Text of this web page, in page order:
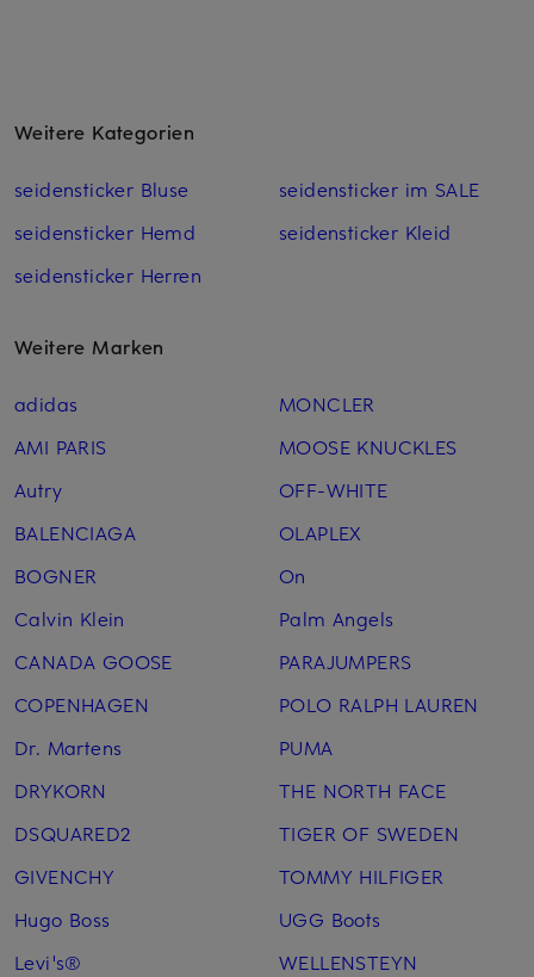
Weitere Kategorien
seidensticker Bluse
seidensticker Hemd
seidensticker Herren
seidensticker im SALE
seidensticker Kleid
Weitere Marken
adidas
AMI PARIS
Autry
BALENCIAGA
BOGNER
Calvin Klein
CANADA GOOSE
COPENHAGEN
Dr. Martens
DRYKORN
DSQUARED2
GIVENCHY
Hugo Boss
Levi's®
MONCLER
MOOSE KNUCKLES
OFF-WHITE
OLAPLEX
On
Palm Angels
PARAJUMPERS
POLO RALPH LAUREN
PUMA
THE NORTH FACE
TIGER OF SWEDEN
TOMMY HILFIGER
UGG Boots
WELLENSTEYN